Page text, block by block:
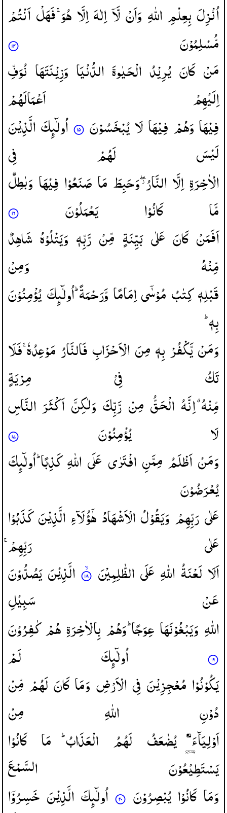
اُنْزِلَبِعِلْمِاللّٰهِ وَاَنْلَّاۤاِلٰهَاِلَّاهُوَ ۚفَهَلْاَنْتُمْ
مُّسْلِمُوْنَ
مَنْ كَانَ یُرِیْدُ الْحَیٰوةَ الدُّنْیَا وَزِیْنَتَهَا نُوَفِّ
اِلَیْهِمْ
اَعْمَالَهُمْ
فِیْهَاوَهُمْفِیْهَالَایُبْخَسُوْنَ اُولٰٓىِٕكَالَّذِیْنَ
لَیْسَ
لَهُمْ
فِی
الْاٰخِرَةِاِلَّا النَّارُ ۖؗوَحَبِطَ مَاصَنَعُوْا فِیْهَا وَبٰطِلٌ
مَّا
كَانُوْا یَعْمَلُوْنَ
اَفَمَنْ كَانَ عَلٰی بَیِّنَةٍ مِّنْ رَّبِّهٖ وَیَتْلُوْهُ شَاهِدٌ
مِّنْهُ
وَمِنْ
قَبْلِهٖكِتٰبُمُوْسٰۤیاِمَامًاوَّرَحْمَةً ؕاُولٰٓىِٕكَیُؤْمِنُوْنَ
بِهٖ ؕ
وَمَنْیَّكْفُرْبِهٖمِنَالْاَحْزَابِفَالنَّارُمَوْعِدُهٗ ۚفَلَا
تَكُ
فِیْ
مِرْیَةٍ
مِّنْهُ ۗ اِنَّهُ الْحَقُّ مِنْ رَّبِّكَ وَلٰكِنَّ اَكْثَرَ النَّاسِ
لَا
یُؤْمِنُوْنَ
وَمَنْاَظْلَمُمِمَّنِ افْتَرٰی عَلَی اللّٰهِكَذِبًا ؕاُولٰٓىِٕكَ
یُعْرَضُوْنَ
عَلٰیرَبِّهِمْوَیَقُوْلُالْاَشْهَادُهٰۤؤُلَآءِالَّذِیْنَكَذَبُوْا
عَلٰی
رَبِّهِمْ ۚ
اَلَا لَعْنَةُ اللّٰهِ عَلَی الظّٰلِمِیْنَ الَّذِیْنَیَصُدُّوْنَ
عَنْ
سَبِیْلِ
اللّٰهِ وَیَبْغُوْنَهَا عِوَجًا ؕوَهُمْبِالْاٰخِرَةِهُمْكٰفِرُوْنَ
اُولٰٓىِٕكَ
لَمْ
یَكُوْنُوْا مُعْجِزِیْنَ فِیالْاَرْضِ وَمَاكَانَلَهُمْمِّنْ
دُوْنِ
اللّٰهِ
مِنْ
اَوْلِیَآءَ ۘ یُضٰعَفُ لَهُمُ الْعَذَابُ ؕ مَا كَانُوْا
یَسْتَطِیْعُوْنَ
السَّمْعَ
وَمَا كَانُوْا یُبْصِرُوْنَ اُولٰٓىِٕكَ الَّذِیْنَ خَسِرُوْۤا